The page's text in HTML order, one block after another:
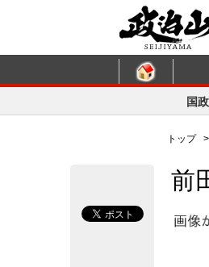
国
トップ
前